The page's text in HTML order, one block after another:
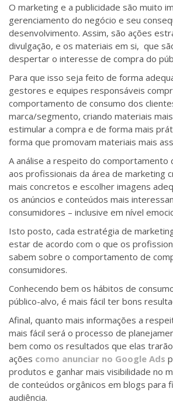
O marketing e a publicidade são muito
gerenciamento do negócio e seu
desenvolvimento. Assim, são ações
divulgação, e os materiais em si, que
despertar o interesse de compra do
Para que isso seja feito de forma
gestores e equipes responsáveis
comportamento de consumo dos
marca/segmento, criando materiais
estimular a compra e de forma mais
forma que promovam materiais mais
A análise a respeito do comportamento
aos profissionais da área de marketing
mais concretos e escolher imagens
os anúncios e conteúdos mais
consumidores – inclusive em nível
Isto posto, cada estratégia de
estar de acordo com o que os
sabem sobre o comportamento de
consumidores.
Conhecendo bem os hábitos de
público-alvo, é mais fácil ter bons
Afinal, quanto mais informações a
mais fácil será o processo de
bem como os resultados que elas
ações como anunciar no Google Ads
produtos e ganhar mais visibilidade no
de conteúdos orgânicos em blogs para
audiência.